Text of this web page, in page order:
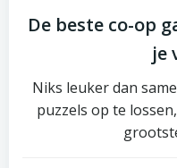
De beste co-op
je
Niks leuker dan
puzzels op te